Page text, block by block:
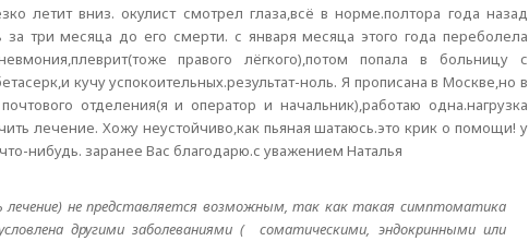
летит вниз. окулист смотрел глаза,всё в норме.полтора года назад
три месяца до его смерти. с января месяца этого года переболела
правого лёгкого),потом попала в больницу с
кучу успокоительных.результат-ноль. Я прописана в Москве,но в
отделения(я и оператор и начальник),работаю одна.нагрузка
лечение. Хожу неустойчиво,как пьяная шатаюсь.это крик о помощи! у
нибудь. заранее Вас благодарю.с уважением Наталья
не представляется возможным, так как такая симптоматика
другими заболеваниями ( соматическими, эндокринными или